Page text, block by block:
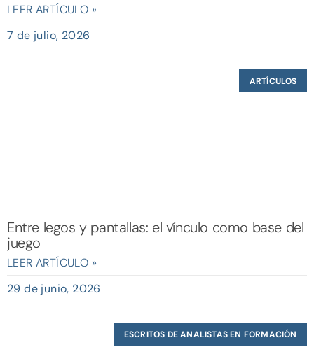
LEER ARTÍCULO »
7 de julio, 2026
ARTÍCULOS
Entre legos y pantallas: el vínculo como base del
juego
LEER ARTÍCULO »
29 de junio, 2026
ESCRITOS DE ANALISTAS EN FORMACIÓN